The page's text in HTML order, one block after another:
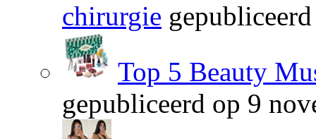
chirurgie
Top 5 Beauty
gepubliceerd op 9